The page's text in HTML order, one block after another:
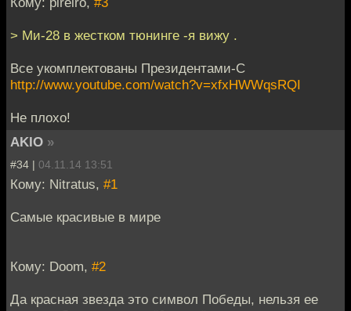
> Ми-28 в жестком тюнинге -я вижу .
Все укомплектованы Президентами-С
http://www.youtube.com/watch?v=xfxHWWqsRQI
Не плохо!
AKIO »
#34 | 04.11.14 13:51
Кому: Nitratus, #1
Самые красивые в мире
Кому: Doom, #2
Да красная звезда это символ Победы, нельзя ее